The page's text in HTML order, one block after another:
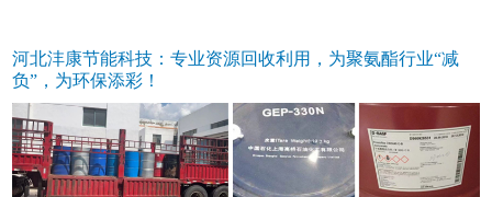
河北沣康节能科技：专业资源回收利用，为聚氨酯行业“减
负”，为环保添彩！